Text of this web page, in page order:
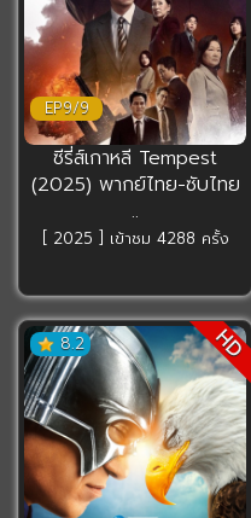
EP9/9
ซีรี่ส์เกาหลี Tempest
(2025) พากย์ไทย-ซับไทย
..
[ 2025 ] เข้าชม 4288 ครั้ง
8.2 HD